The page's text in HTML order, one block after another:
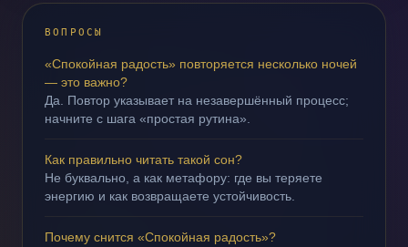
ВОПРОСЫ
«Спокойная радость» повторяется несколько ночей
— это важно?
Да. Повтор указывает на незавершённый процесс;
начните с шага «простая рутина».
Как правильно читать такой сон?
Не буквально, а как метафору: где вы теряете
энергию и как возвращаете устойчивость.
Почему снится «Спокойная радость»?